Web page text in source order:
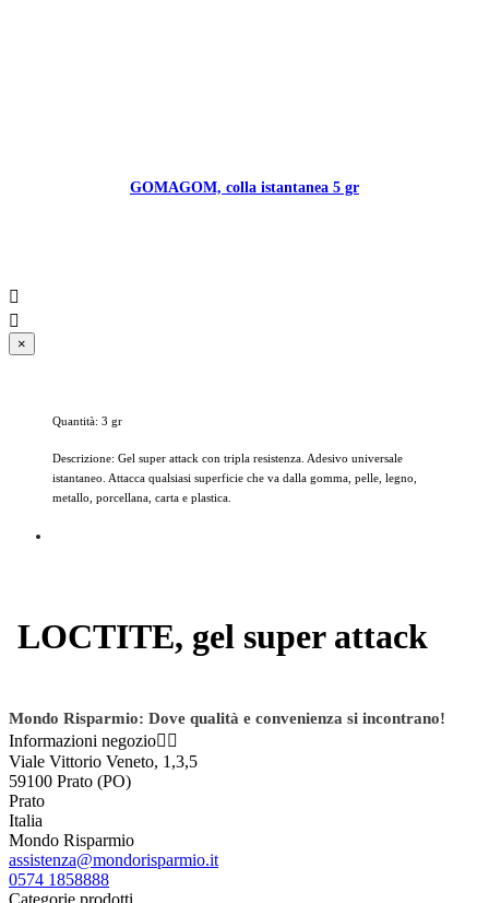
GOMAGOM, colla istantanea 5 gr


×
Quantità: 3 gr
Descrizione: Gel super attack con tripla resistenza. Adesivo universale
istantaneo. Attacca qualsiasi superficie che va dalla gomma, pelle, legno,
metallo, porcellana, carta e plastica.
LOCTITE, gel super attack
Mondo Risparmio: Dove qualità e convenienza si incontrano!
Informazioni negozio 
Viale Vittorio Veneto, 1,3,5
59100 Prato (PO)
Prato
Italia
Mondo Risparmio
assistenza@mondorisparmio.it
0574 1858888
Categorie prodotti